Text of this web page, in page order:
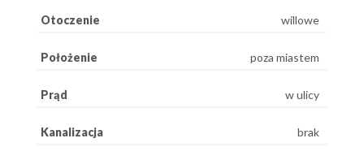
Otoczenie willowe
Położenie poza miastem
Prąd w ulicy
Kanalizacja brak